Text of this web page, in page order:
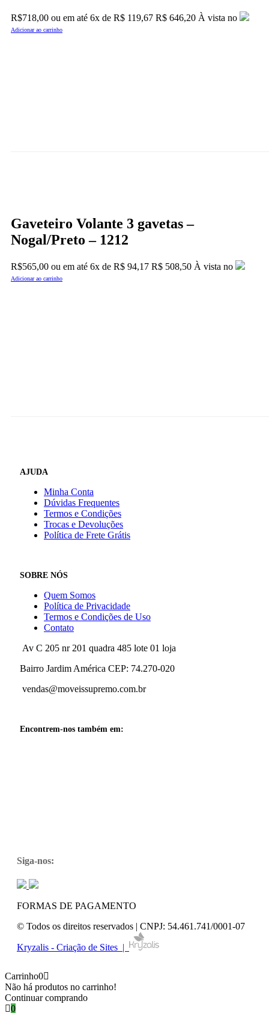
R$718,00 ou em até 6x de R$ 119,67 R$ 646,20 À vista no
Adicionar ao carrinho
Gaveteiro Volante 3 gavetas –
Nogal/Preto – 1212
R$565,00 ou em até 6x de R$ 94,17 R$ 508,50 À vista no
Adicionar ao carrinho
AJUDA
Minha Conta
Dúvidas Frequentes
Termos e Condições
Trocas e Devoluções
Política de Frete Grátis
SOBRE NÓS
Quem Somos
Política de Privacidade
Termos e Condições de Uso
Contato
Av C 205 nr 201 quadra 485 lote 01 loja
Bairro Jardim América CEP: 74.270-020
vendas@moveissupremo.com.br
Encontrem-nos também em:
Siga-nos:
FORMAS DE PAGAMENTO
© Todos os direitos reservados | CNPJ: 54.461.741/0001-07
Kryzalis - Criação de Sites |
Carrinho0
Não há produtos no carrinho!
Continuar comprando
0